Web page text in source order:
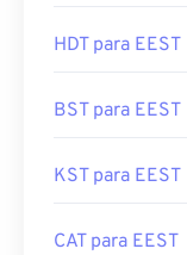
HDT para EEST
BST para EEST
KST para EEST
CAT para EEST